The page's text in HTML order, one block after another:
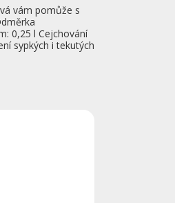
vám pomůže s
0,25 l Cejchování
sypkých i tekutých